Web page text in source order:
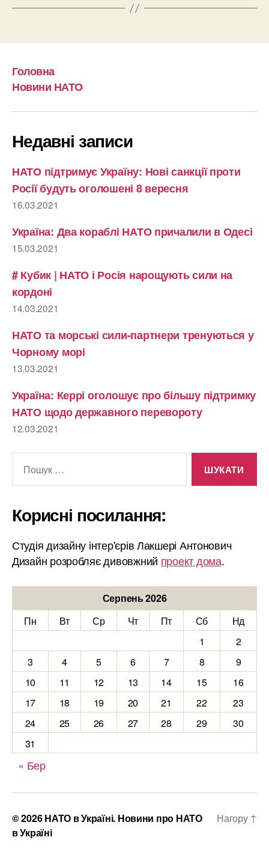
Головна
Новини НАТО
Недавні записи
НАТО підтримує Україну: Нові санкції проти
Росії будуть оголошені 8 вересня
16.03.2021
Україна: Два кораблі НАТО причалили в Одесі
15.03.2021
# Кубик | НАТО і Росія нарощують сили на
кордоні
14.03.2021
НАТО та морські сили-партнери тренуються у
Чорному морі
13.03.2021
Україна: Керрі оголошує про більшу підтримку
НАТО щодо державного перевороту
12.03.2021
Корисні посилання:
Студія дизайну інтер'єрів Лакшері Антонович
Дизайн розробляє дивовжний проект дома.
Серпень 2026
Пн
Вт Ср Чт Пт Сб
Нд
1
2
3
4 5 6 7 8
9
10
11 12 13 14 15
16
17
18 19 20 21 22
23
24
25 26 27 28 29
30
31
« Бер
© 2026НАТО в Україні. Новини про НАТО
в Україні
Нагору ↑